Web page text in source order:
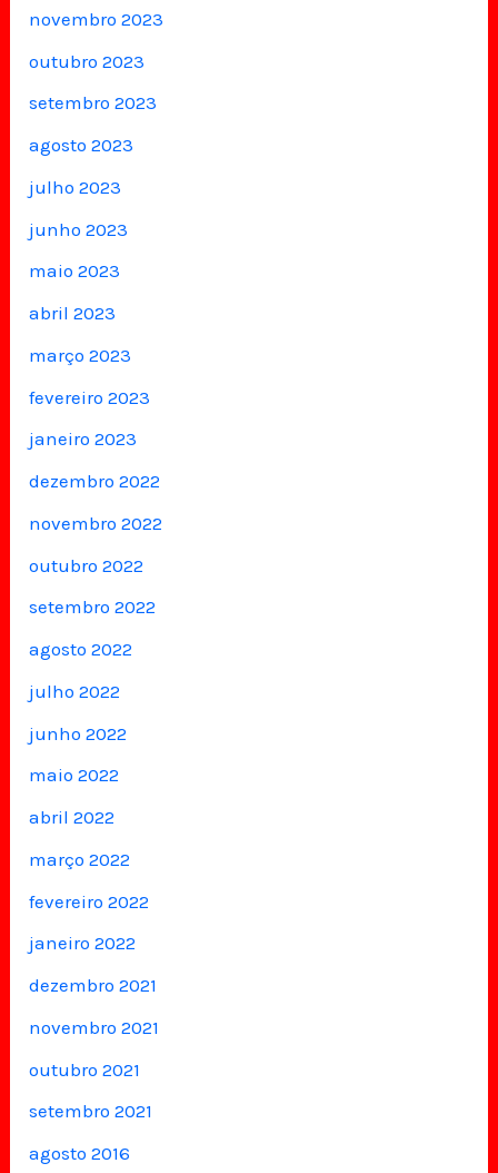
novembro 2023
outubro 2023
setembro 2023
agosto 2023
julho 2023
junho 2023
maio 2023
abril 2023
março 2023
fevereiro 2023
janeiro 2023
dezembro 2022
novembro 2022
outubro 2022
setembro 2022
agosto 2022
julho 2022
junho 2022
maio 2022
abril 2022
março 2022
fevereiro 2022
janeiro 2022
dezembro 2021
novembro 2021
outubro 2021
setembro 2021
agosto 2016